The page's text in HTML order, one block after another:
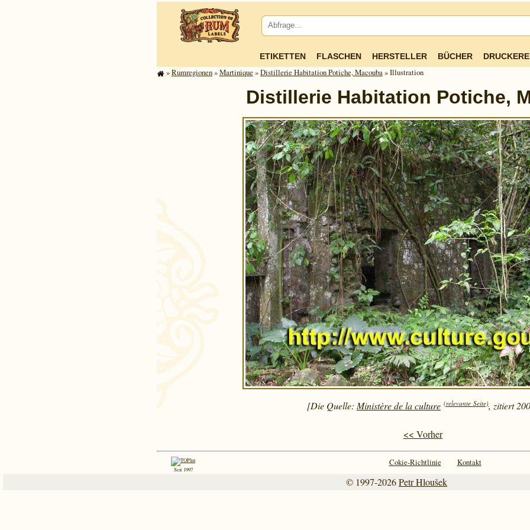
ETIKETTEN FLASCHEN HERSTELLER BÜCHER
»Rum­re­gi­o­nen»Mar­ti­ni­que »Distillerie Habitation Potiche, Macouba» Illustration
Distillerie Habitation Potiche,
[Die Quelle: Ministère de la culture (relevante Seite), zitiert
<< Vorher
Seit 1997
Cokie-Richtlinie Kontakt
© 1997-2026Petr Hloušek